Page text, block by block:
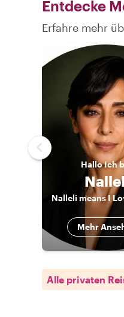
Entdecke
Erfahre mehr
HalloIch
Mehr
Alle privaten